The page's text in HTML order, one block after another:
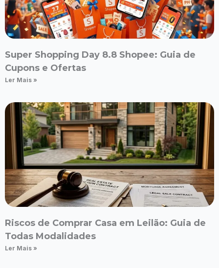
Super Shopping Day 8.8 Shopee: Guia de
Cupons e Ofertas
Ler Mais »
Riscos de Comprar Casa em Leilão: Guia de
Todas Modalidades
Ler Mais »